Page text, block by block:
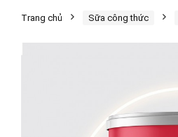
Trang chủ Sữa công thức